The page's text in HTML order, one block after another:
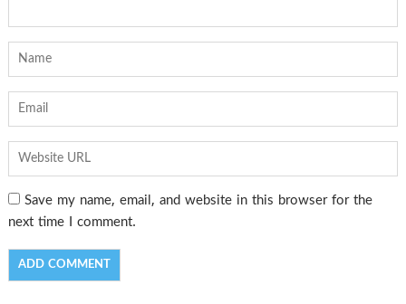
Save my name, email, and website in this browser for the
next time I comment.